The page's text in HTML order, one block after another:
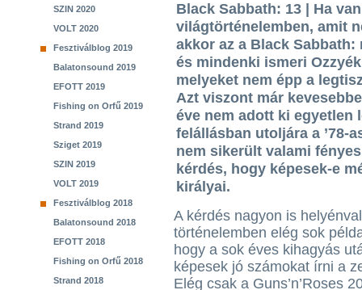
SZIN 2020
VOLT 2020
Fesztiválblog 2019
Balatonsound 2019
EFOTT 2019
Fishing on Orfű 2019
Strand 2019
Sziget 2019
SZIN 2019
VOLT 2019
Fesztiválblog 2018
Balatonsound 2018
EFOTT 2018
Fishing on Orfű 2018
Strand 2018
Black Sabbath: 13 | Ha
világtörténelemben, amit
akkor az a Black
és mindenki ismeri
melyeket nem épp a
Azt viszont már
éve nem adott ki egyetlen
felállásban utoljára a ’78-
nem sikerült valami
kérdés, hogy képesek-e
királyai.
A kérdés nagyon is
történelemben elég sok
hogy a sok éves kihagyás
képesek jó számokat írni a
Elég csak a Guns’n’Roses